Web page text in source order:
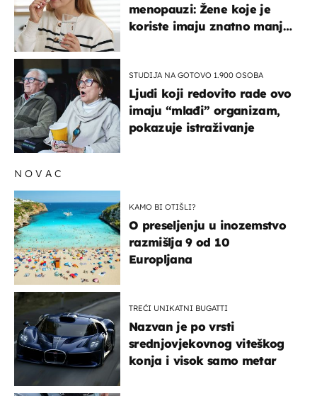
menopauzi: Žene koje je
koriste imaju znatno manji
STUDIJA NA GOTOVO 1.900 OSOBA
Ljudi koji redovito rade ovo
imaju “mlađi” organizam,
pokazuje istraživanje
NOVAC
KAMO BI OTIŠLI?
O preseljenju u inozemstvo
razmišlja 9 od 10
Europljana
TREĆI UNIKATNI BUGATTI
Nazvan je po vrsti
srednjovjekovnog viteškog
konja i visok samo metar